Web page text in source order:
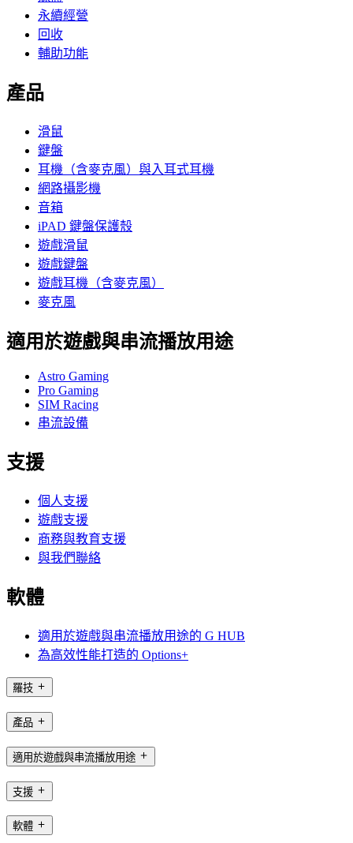
永續經營
回收
輔助功能
產品
滑鼠
鍵盤
耳機（含麥克風）與入耳式耳機
網路攝影機
音箱
iPAD 鍵盤保護殼
遊戲滑鼠
遊戲鍵盤
遊戲耳機（含麥克風）
麥克風
適用於遊戲與串流播放用途
Astro Gaming
Pro Gaming
SIM Racing
串流設備
支援
個人支援
遊戲支援
商務與教育支援
與我們聯絡
軟體
適用於遊戲與串流播放用途的 G HUB
為高效性能打造的 Options+
羅技
產品
適用於遊戲與串流播放用途
支援
軟體